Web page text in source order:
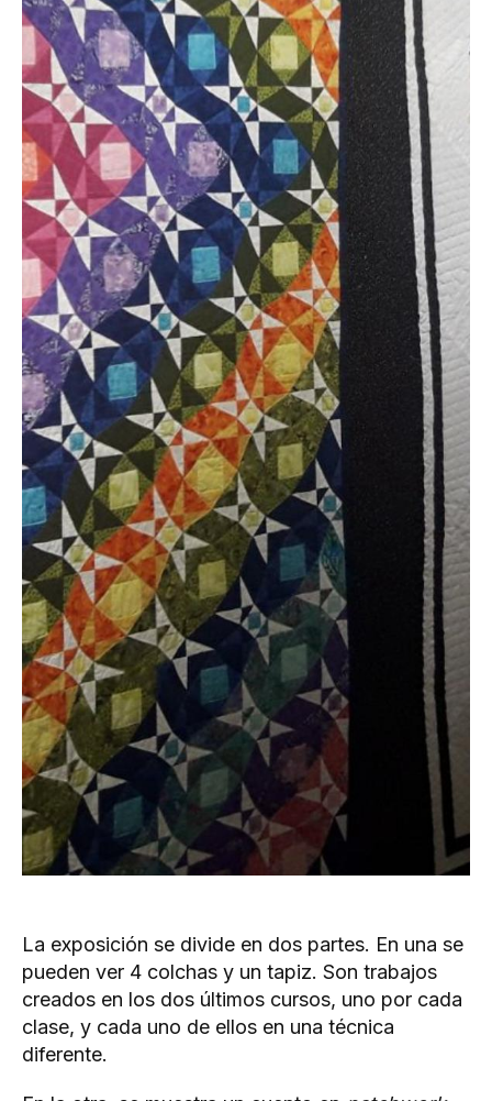
La exposición se divide en dos partes. En una se
pueden ver 4 colchas y un tapiz. Son trabajos
creados en los dos últimos cursos, uno por cada
clase, y cada uno de ellos en una técnica
diferente.